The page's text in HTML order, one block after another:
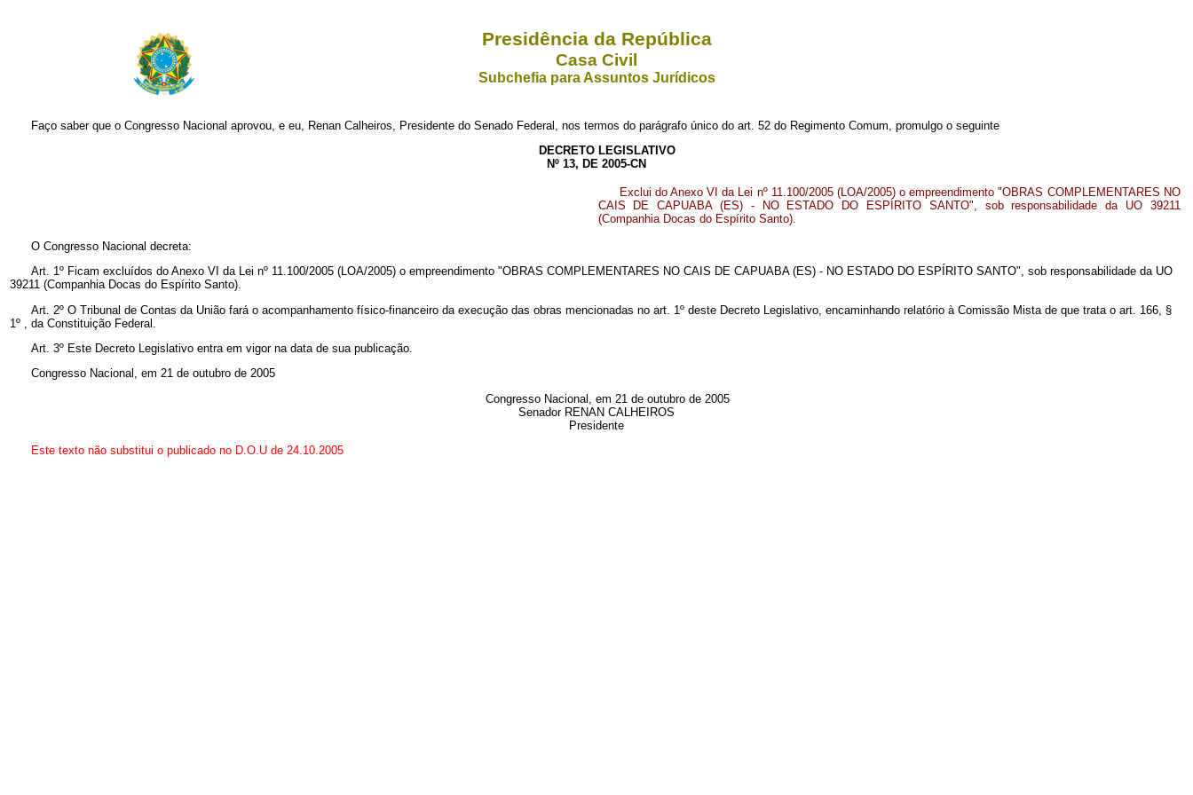
Presidência da República
Casa Civil
Subchefia para Assuntos Jurídicos
Faço saber que o Congresso Nacional aprovou, e eu, Renan Calheiros, Presidente do Senado Federal, nos termos do parágrafo único do art. 52 do Regimento Comum, promulgo o seguinte
DECRETO LEGISLATIVO
Nº 13, DE 2005-CN
Exclui do Anexo VI da Lei nº 11.100/2005 (LOA/2005) o empreendimento "OBRAS COMPLEMENTARES NO
CAIS DE CAPUABA (ES) - NO ESTADO DO ESPÍRITO SANTO", sob responsabilidade da UO 39211
(Companhia Docas do Espírito Santo).
O Congresso Nacional decreta:
Art. 1º Ficam excluídos do Anexo VI da Lei nº 11.100/2005 (LOA/2005) o empreendimento "OBRAS COMPLEMENTARES NO CAIS DE CAPUABA (ES) - NO ESTADO DO ESPÍRITO SANTO", sob responsabilidade da UO
39211 (Companhia Docas do Espírito Santo).
Art. 2º O Tribunal de Contas da União fará o acompanhamento físico-financeiro da execução das obras mencionadas no art. 1º deste Decreto Legislativo, encaminhando relatório à Comissão Mista de que trata o art. 166, §
1º , da Constituição Federal.
Art. 3º Este Decreto Legislativo entra em vigor na data de sua publicação.
Congresso Nacional, em 21 de outubro de 2005
Congresso Nacional, em 21 de outubro de 2005
Senador RENAN CALHEIROS
Presidente
Este texto não substitui o publicado no D.O.U de 24.10.2005